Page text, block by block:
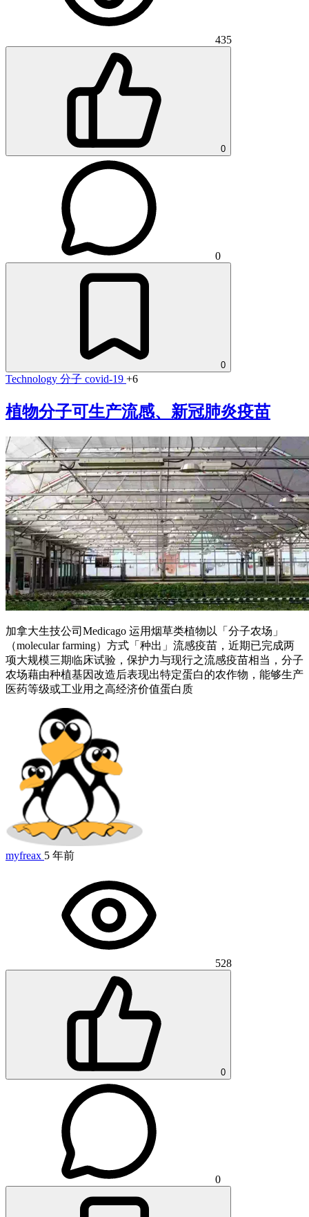
435
0
0
0
Technology 分子 covid-19 +6
植物分子可生产流感、新冠肺炎疫苗
加拿大生技公司Medicago 运用烟草类植物以「分子农场」
（molecular farming）方式「种出」流感疫苗，近期已完成两
项大规模三期临床试验，保护力与现行之流感疫苗相当，分子
农场藉由种植基因改造后表现出特定蛋白的农作物，能够生产
医药等级或工业用之高经济价值蛋白质
myfreax 5 年前
528
0
0